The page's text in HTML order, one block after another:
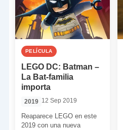
PELÍCULA
LEGO DC: Batman –
La Bat-familia
importa
2019 12 Sep 2019
Reaparece LEGO en este
2019 con una nueva